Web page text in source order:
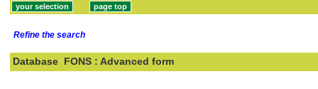
Refine the search
Database FONS : Advanced form